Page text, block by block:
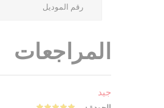
رقم الموديل
المراجعات
جيد